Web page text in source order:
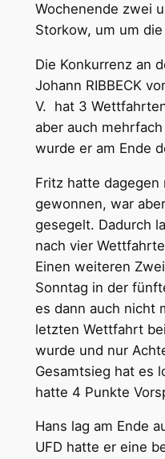
Wochenende zwei
Storkow, um um
Die Konkurrenz an
Johann RIBBECK
V. hat 3
aber auch
wurde er am Ende
Fritz hatte
gewonnen, war
gesegelt. Dadurch
nach vier
Einen weiteren
Sonntag in der
es dann auch nicht
letzten Wettfahrt
wurde und nur
Gesamtsieg hat es
hatte 4 Punkte
Hans lag am Ende
UFD hatte er eine